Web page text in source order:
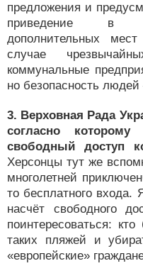
предложения и
приведение в
дополнительных
случае
коммунальные
но безопасность
3. Верховная Рада
согласно
свободный доступ
Херсонцы тут же
многолетней
то бесплатного
насчёт свободного
поинтересоваться:
таких пляжей и
«европейские»